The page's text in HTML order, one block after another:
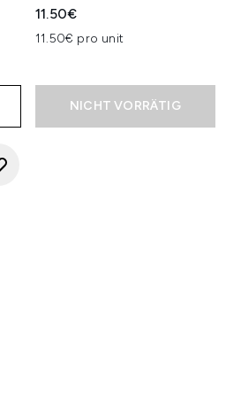
11.50€
11.50€ pro unit
NICHT VORRÄTIG